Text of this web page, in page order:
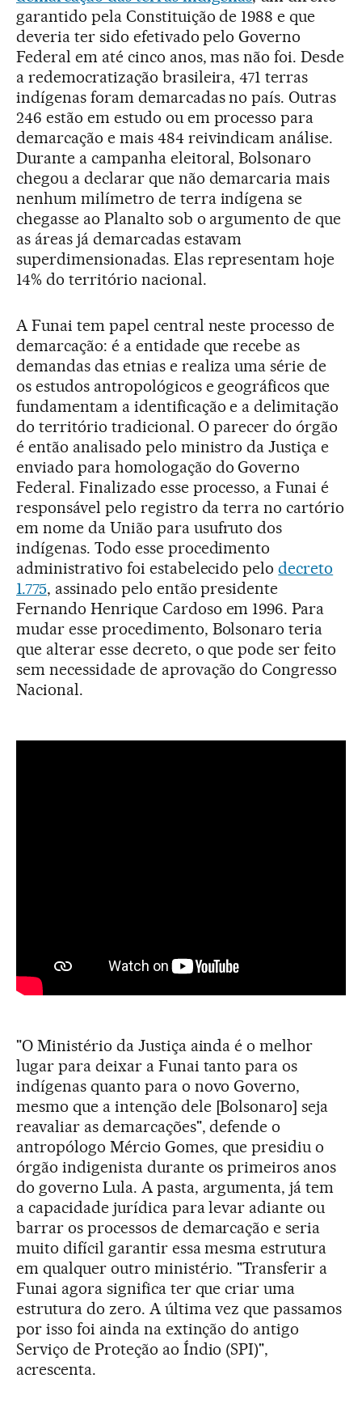
garantido pela Constituição de 1988 e que
deveria ter sido efetivado pelo Governo
Federal em até cinco anos, mas não foi. Desde
a redemocratização brasileira, 471 terras
indígenas foram demarcadas no país. Outras
246 estão em estudo ou em processo para
demarcação e mais 484 reivindicam análise.
Durante a campanha eleitoral, Bolsonaro
chegou a declarar que não demarcaria mais
nenhum milímetro de terra indígena se
chegasse ao Planalto sob o argumento de que
as áreas já demarcadas estavam
superdimensionadas. Elas representam hoje
14% do território nacional.
A Funai tem papel central neste processo de
demarcação: é a entidade que recebe as
demandas das etnias e realiza uma série de
os estudos antropológicos e geográficos que
fundamentam a identificação e a delimitação
do território tradicional. O parecer do órgão
é então analisado pelo ministro da Justiça e
enviado para homologação do Governo
Federal. Finalizado esse processo, a Funai é
responsável pelo registro da terra no cartório
em nome da União para usufruto dos
indígenas. Todo esse procedimento
administrativo foi estabelecido pelodecreto
1.775, assinado pelo então presidente
Fernando Henrique Cardoso em 1996. Para
mudar esse procedimento, Bolsonaro teria
que alterar esse decreto, o que pode ser feito
sem necessidade de aprovação do Congresso
Nacional.
"O Ministério da Justiça ainda é o melhor
lugar para deixar a Funai tanto para os
indígenas quanto para o novo Governo,
mesmo que a intenção dele [Bolsonaro] seja
reavaliar as demarcações", defende o
antropólogo Mércio Gomes, que presidiu o
órgão indigenista durante os primeiros anos
do governo Lula. A pasta, argumenta, já tem
a capacidade jurídica para levar adiante ou
barrar os processos de demarcação e seria
muito difícil garantir essa mesma estrutura
em qualquer outro ministério. "Transferir a
Funai agora significa ter que criar uma
estrutura do zero. A última vez que passamos
por isso foi ainda na extinção do antigo
Serviço de Proteção ao Índio (SPI)",
acrescenta.